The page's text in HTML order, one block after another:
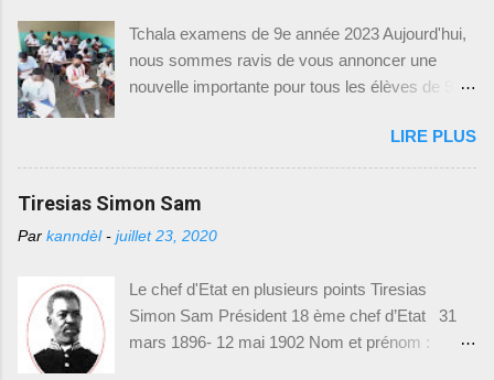
https://drive.google.com/drive/(Baccalauréat
Unique)]. Ce lien vous dirigera vers une page où
vous trouverez une liste de modèles d'exam...
Légitime, la constituante se réunit aux Gonaïves
et élabora la constitution de 1889. Et du même
coup, elle élit Florvil Hyppolite pour sept ans.
nomma Antenor Firmin ministre des finances et
des relations extérieures. Durant le conflit qui
opposait l’ouest contre le nord pendant le
mandat de Légitime, Le N ord avait cédé l...
Tchala examens de 9e année 2023 Aujourd'hui,
nous sommes ravis de vous annoncer une
nouvelle importante pour tous les élèves de 9e
l'Éducation Nationale et de la Formation
Professionnelle (MENFP), par le biais de la
Direction de l'Enseignement Fondamental
vient de mettre à disposition des modèles
spécialement conçus pour l'année académique
2021-2022. Cette initiative vise à permettre aux
élèves de mieux se préparer et de s'adapter aux
LIRE PLUS
Tiresias Simon Sam
Par kanndèl - juillet 23, 2020
Le chef d'Etat en plusieurs points Tiresias
Simon Sam Président 18 ème chef d’Etat 31
mars 1896- 12 mai 1902 Nom et prénom :